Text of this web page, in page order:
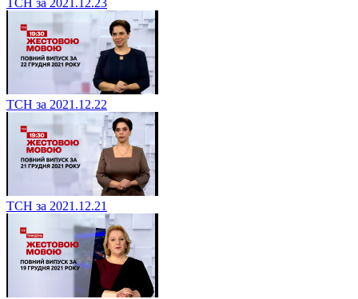
ТСН за 2021.12.22
ТСН за 2021.12.21